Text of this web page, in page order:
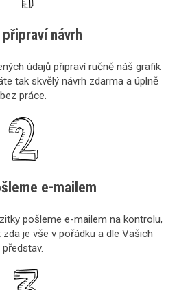
návrh
údajů připraví ručně náš grafik
tak skvělý návrh zdarma a úplně
bez práce.
e-mailem
pošleme e-mailem na kontrolu,
je vše v pořádku a dle Vašich
představ.